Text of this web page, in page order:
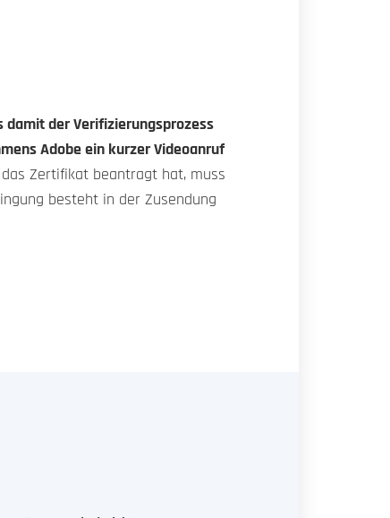
damit der Verifizierungsprozess
Adobe ein kurzer Videoanruf
Zertifikat beantragt hat, muss
besteht in der Zusendung